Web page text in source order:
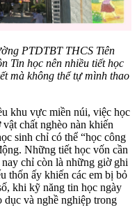
PTDTBT THCS Tiên
Tin học nên nhiều tiết học
mà không thể tự mình thao
khu vực miền núi, việc học
chất nghèo nàn khiến
sinh chỉ có thể “học công
Những tiết học vốn cần
chỉ còn là những giờ ghi
thốn ấy khiến các em bị bỏ
khi kỹ năng tin học ngày
dục và nghề nghiệp trong